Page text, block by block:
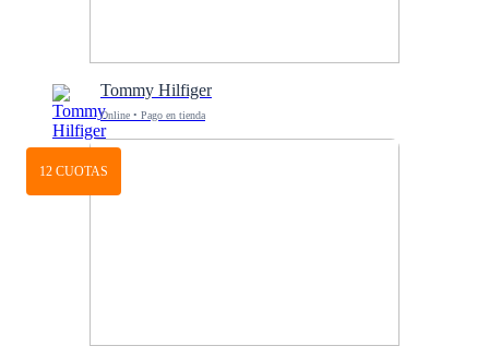
Tommy Hilfiger
Online • Pago en tienda
12 CUOTAS